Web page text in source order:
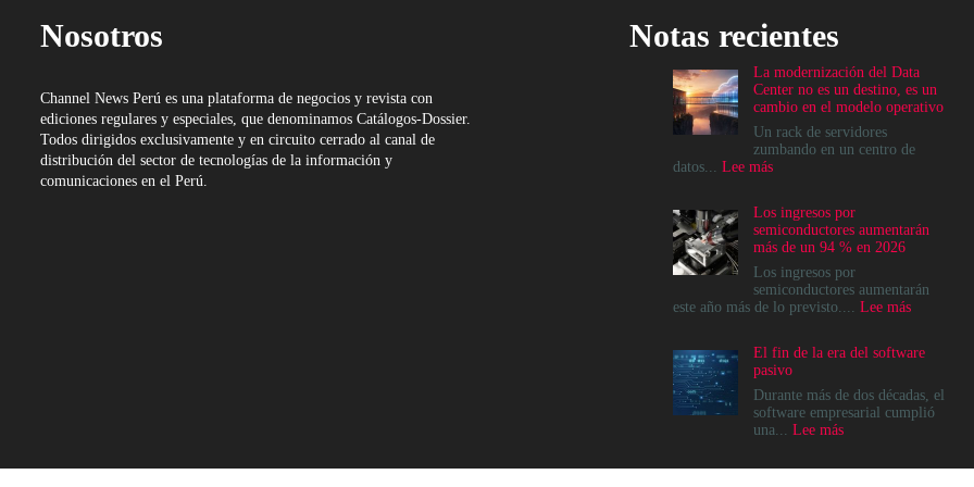
Nosotros
Channel News Perú es una plataforma de negocios y revista con
ediciones regulares y especiales, que denominamos Catálogos-Dossier.
Todos dirigidos exclusivamente y en circuito cerrado al canal de
distribución del sector de tecnologías de la información y
comunicaciones en el Perú.
Notas recientes
La modernización del Data
Center no es un destino, es un
cambio en el modelo operativo
Un rack de servidores
zumbando en un centro de
datos... Lee más:
del
Data
Center
no
es
un
un
cambio
en
el
modelo
Los ingresos por
semiconductores aumentarán
más de un 94 % en 2026
Los ingresos por
semiconductores aumentarán
este año más de lo previsto.... Lee más:
por
aumentarán
más
El fin de la era del software
pasivo
Durante más de dos décadas, el
software empresarial cumplió
una... Lee más: